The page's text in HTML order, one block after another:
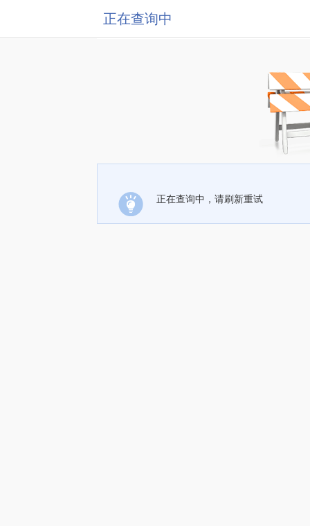
正在查询中
正在查询中，请刷新重试